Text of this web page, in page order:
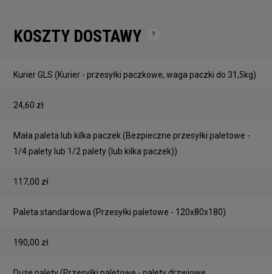
KOSZTY DOSTAWY
Kurier GLS (Kurier - przesyłki paczkowe, waga paczki do 31,5kg)
24,60 zł
Mała paleta lub kilka paczek (Bezpieczne przesyłki paletowe -
1/4 palety lub 1/2 palety (lub kilka paczek))
117,00 zł
Paleta standardowa (Przesyłki paletowe - 120x80x180)
190,00 zł